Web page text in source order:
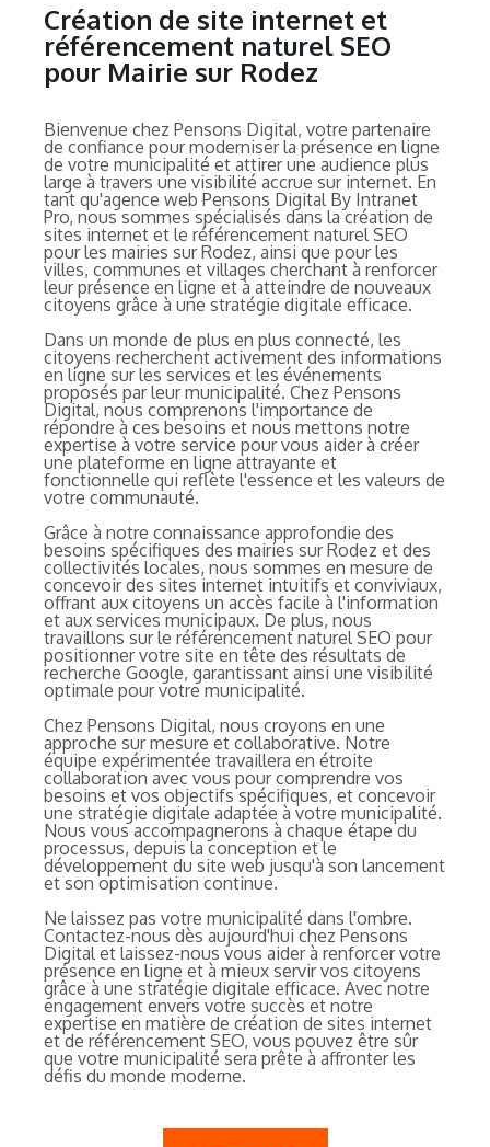
Création de site internet et
référencement naturel SEO
pour Mairie sur Rodez
Bienvenue chez Pensons Digital, votre partenaire
de confiance pour moderniser la présence en ligne
de votre municipalité et attirer une audience plus
large à travers une visibilité accrue sur internet. En
tant qu'agence web Pensons Digital By Intranet
Pro, nous sommes spécialisés dans la création de
sites internet et le référencement naturel SEO
pour les mairies sur Rodez, ainsi que pour les
villes, communes et villages cherchant à renforcer
leur présence en ligne et à atteindre de nouveaux
citoyens grâce à une stratégie digitale efficace.
Dans un monde de plus en plus connecté, les
citoyens recherchent activement des informations
en ligne sur les services et les événements
proposés par leur municipalité. Chez Pensons
Digital, nous comprenons l'importance de
répondre à ces besoins et nous mettons notre
expertise à votre service pour vous aider à créer
une plateforme en ligne attrayante et
fonctionnelle qui reflète l'essence et les valeurs de
votre communauté.
Grâce à notre connaissance approfondie des
besoins spécifiques des mairies sur Rodez et des
collectivités locales, nous sommes en mesure de
concevoir des sites internet intuitifs et conviviaux,
offrant aux citoyens un accès facile à l'information
et aux services municipaux. De plus, nous
travaillons sur le référencement naturel SEO pour
positionner votre site en tête des résultats de
recherche Google, garantissant ainsi une visibilité
optimale pour votre municipalité.
Chez Pensons Digital, nous croyons en une
approche sur mesure et collaborative. Notre
équipe expérimentée travaillera en étroite
collaboration avec vous pour comprendre vos
besoins et vos objectifs spécifiques, et concevoir
une stratégie digitale adaptée à votre municipalité.
Nous vous accompagnerons à chaque étape du
processus, depuis la conception et le
développement du site web jusqu'à son lancement
et son optimisation continue.
Ne laissez pas votre municipalité dans l'ombre.
Contactez-nous dès aujourd'hui chez Pensons
Digital et laissez-nous vous aider à renforcer votre
présence en ligne et à mieux servir vos citoyens
grâce à une stratégie digitale efficace. Avec notre
engagement envers votre succès et notre
expertise en matière de création de sites internet
et de référencement SEO, vous pouvez être sûr
que votre municipalité sera prête à affronter les
défis du monde moderne.